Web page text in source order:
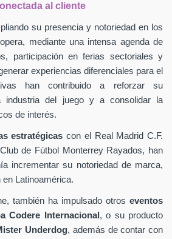
al cliente
su presencia y notoriedad en los
mediante una intensa agenda de
participación en ferias sectoriales y
experiencias diferenciales para el
han contribuido a reforzar su
industria del juego y a consolidar la
de interés.
estratégicas con el Real Madrid C.F.
de Fútbol Monterrey Rayados, han
incrementar su notoriedad de marca,
Latinoamérica.
también ha impulsado otros eventos
Codere Internacional , o su producto
Underdog, además de contar con